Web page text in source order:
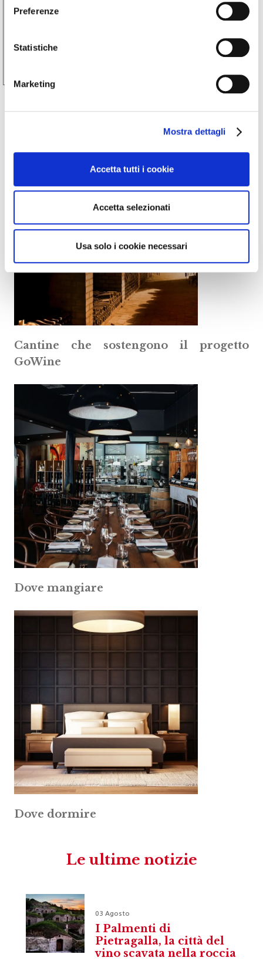
Preferenze
Statistiche
Marketing
Mostra dettagli
Accetta tutti i cookie
Accetta selezionati
Usa solo i cookie necessari
Castellinaldo d’Alba | 30.08.26
Cantine che sostengono il progetto
GoWine
Dove mangiare
Dove dormire
Le ultime notizie
03 Agosto
I Palmenti di
Pietragalla, la città del
vino scavata nella roccia